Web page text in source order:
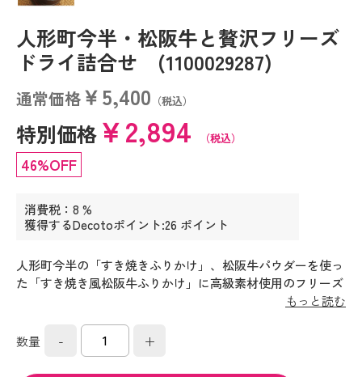
人形町今半・松阪牛と贅沢フリーズ
ドライ詰合せ (1100029287)
通常価格￥5,400 （税込）
特別価格￥2,894 （税込）
46%OFF
消費税：8 %
獲得するDecotoポイント:26 ポイント
人形町今半の「すき焼きふりかけ」、松阪牛パウダーを使っ
た「すき焼き風松阪牛ふりかけ」に高級素材使用のフリーズ
もっと読む
数量 - +